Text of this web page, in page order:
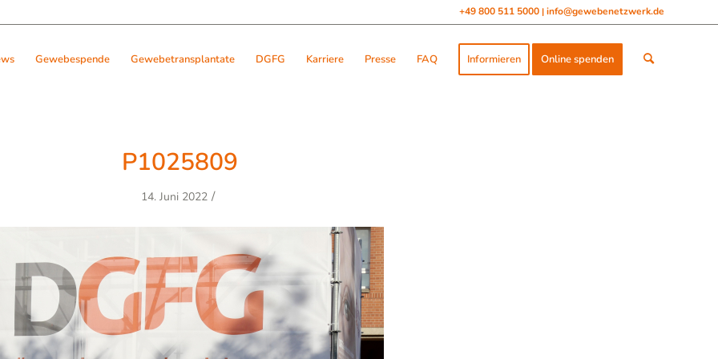
+49 800 511 5000 | info@gewebenetzwerk.de
Gewebespende Gewebetransplantate DGFG Karriere Presse FAQ Informieren Online spenden
P1025809
14. Juni 2022 /